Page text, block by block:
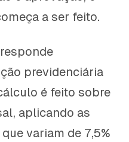
a ser feito.
previdenciária
é feito sobre
aplicando as
variam de 7,5%